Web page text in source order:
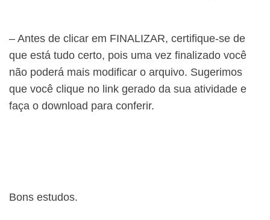
– Antes de clicar em FINALIZAR, certifique-se de
que está tudo certo, pois uma vez finalizado você
não poderá mais modificar o arquivo. Sugerimos
que você clique no link gerado da sua atividade e
faça o download para conferir.
Bons estudos.